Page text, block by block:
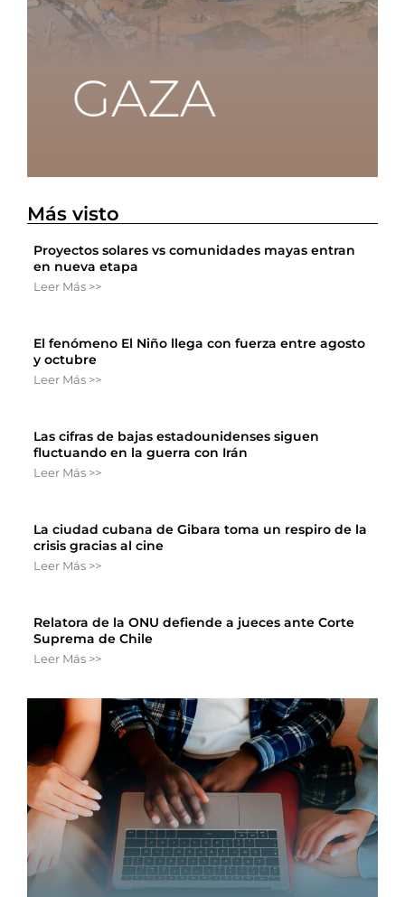
Más visto
Proyectos solares vs comunidades mayas entran
en nueva etapa
Leer Más >>
El fenómeno El Niño llega con fuerza entre agosto
y octubre
Leer Más >>
Las cifras de bajas estadounidenses siguen
fluctuando en la guerra con Irán
Leer Más >>
La ciudad cubana de Gibara toma un respiro de la
crisis gracias al cine
Leer Más >>
Relatora de la ONU defiende a jueces ante Corte
Suprema de Chile
Leer Más >>